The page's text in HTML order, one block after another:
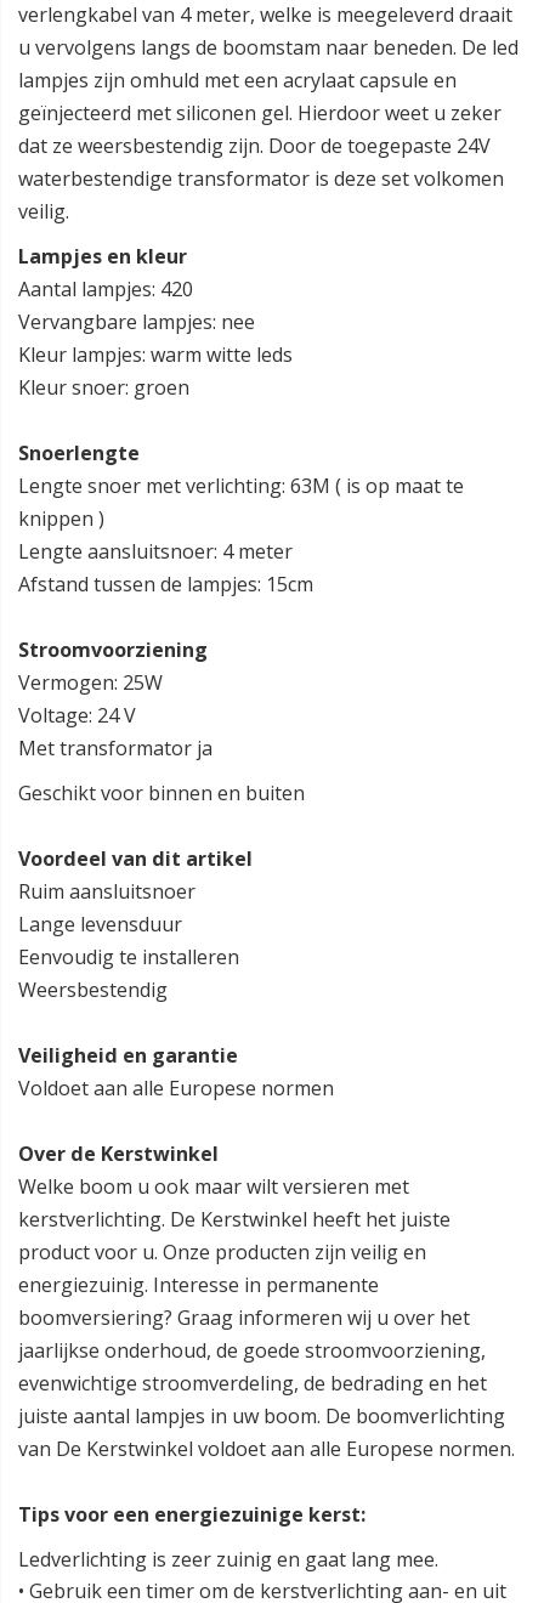
verlengkabel van 4 meter, welke is meegeleverd draait
u vervolgens langs de boomstam naar beneden. De led
lampjes zijn omhuld met een acrylaat capsule en
geïnjecteerd met siliconen gel. Hierdoor weet u zeker
dat ze weersbestendig zijn. Door de toegepaste 24V
waterbestendige transformator is deze set volkomen
veilig.
Lampjes en kleur
Aantal lampjes: 420
Vervangbare lampjes: nee
Kleur lampjes: warm witte leds
Kleur snoer: groen
Snoerlengte
Lengte snoer met verlichting: 63M ( is op maat te
knippen )
Lengte aansluitsnoer: 4 meter
Afstand tussen de lampjes: 15cm
Stroomvoorziening
Vermogen: 25W
Voltage: 24 V
Met transformator ja
Geschikt voor binnen en buiten
Voordeel van dit artikel
Ruim aansluitsnoer
Lange levensduur
Eenvoudig te installeren
Weersbestendig
Veiligheid en garantie
Voldoet aan alle Europese normen
Over de Kerstwinkel
Welke boom u ook maar wilt versieren met
kerstverlichting. De Kerstwinkel heeft het juiste
product voor u. Onze producten zijn veilig en
energiezuinig. Interesse in permanente
boomversiering? Graag informeren wij u over het
jaarlijkse onderhoud, de goede stroomvoorziening,
evenwichtige stroomverdeling, de bedrading en het
juiste aantal lampjes in uw boom. De boomverlichting
van De Kerstwinkel voldoet aan alle Europese normen.
Tips voor een energiezuinige kerst:
Ledverlichting is zeer zuinig en gaat lang mee.
• Gebruik een timer om de kerstverlichting aan- en uit